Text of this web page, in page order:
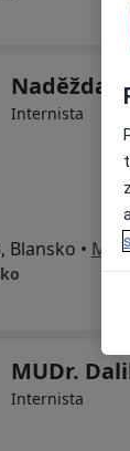
Naděžda
Internista
Blansko •
MUDr.
Internista